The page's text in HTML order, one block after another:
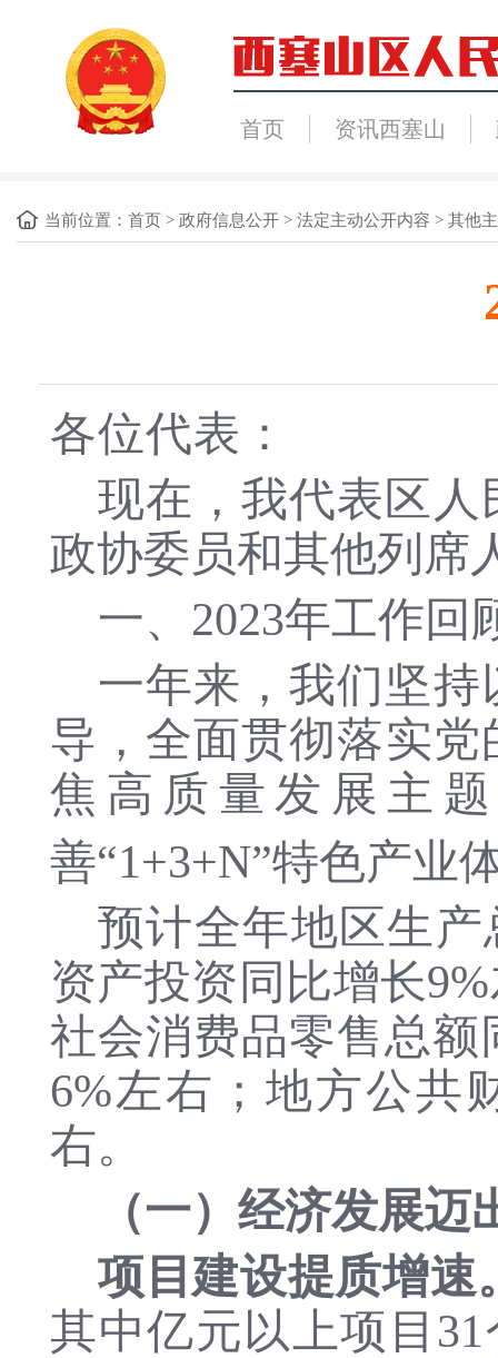
首页 资讯西塞山
当前位置： 首页 > 政府信息公开 > 法定主动公开内容 > 其他
各位代表：
现在，我代表区
政协委员和其他列席
一、 2023年工作回
一年来，我们坚持
导，全面贯彻落实
焦高质量发展主
善“1+3+N”特色产业
预计全年地区生产
资产投资同比增长9%
社会消费品零售总额
6%左右； 地方公共
右。
（一） 经济发展迈
项目建设提质增速
其中亿元以上项目